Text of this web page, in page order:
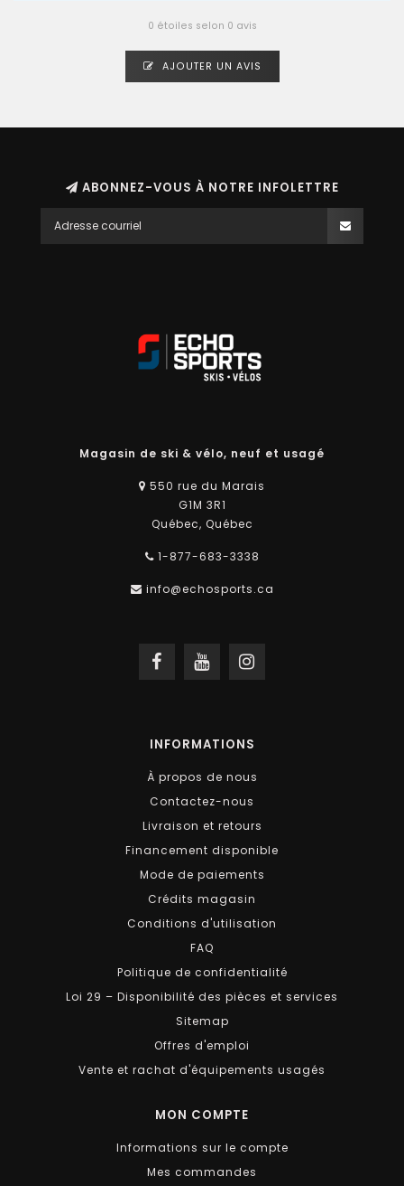
0 étoiles selon 0 avis
AJOUTER UN AVIS
ABONNEZ-VOUS À NOTRE INFOLETTRE
Magasin de ski & vélo, neuf et usagé
550 rue du Marais
G1M 3R1
Québec, Québec
1-877-683-3338
info@echosports.ca
INFORMATIONS
À propos de nous
Contactez-nous
Livraison et retours
Financement disponible
Mode de paiements
Crédits magasin
Conditions d'utilisation
FAQ
Politique de confidentialité
Loi 29 – Disponibilité des pièces et services
Sitemap
Offres d'emploi
Vente et rachat d'équipements usagés
MON COMPTE
Informations sur le compte
Mes commandes